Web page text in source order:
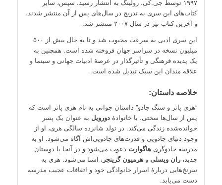
۱۹۹۷ توسط جی.کی. رولینگ به انتشار رسید. سپس، سایر
کتاب‌های این سری به تدریج در سال‌های پس از آن منتشر شدند،
و آخرین کتاب نیز در سال ۲۰۰۷ منتشر شد.
این سری ادبی به سرعت محبوب شد و تا به حال بیش از ۵۰۰
میلیون نسخه در سراسر جهان فروخته شده است. همچنین به
یک پدیده فرهنگی و تأثیرگذار در عرصهٔ ادبیات جهانی و سینما و
علاقه مندان این سبک تبدیل شده است.
خلاصه داستان:
“هری پاتر و سنگ جادو” داستان جوانی به نام هری پاتر است که
پس از سال‌ها سختی، با خانوادهٔ دورویل به عنوان یک پسر
خوانده‌شده زندگی می‌کند. در تولد شانزده سالگی هری، او از
وجود دنیای جادویی و قدرت‌های جادویی‌اش آگاه می‌شود. او به
مدرسه جادوگری هاگوارتدعوت می‌شود و در آنجا با دوستان
جدید، ران ویسلی و هرمیون گرینجر ، آشنا می‌شود. هری به
سرنخ‌هایی دربارهٔ اسرار خانوادگی خود و اتفاقات عجیب مدرسه
دست می‌یابد.